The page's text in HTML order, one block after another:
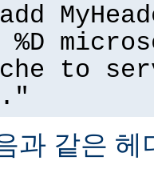
to
과 같은 헤